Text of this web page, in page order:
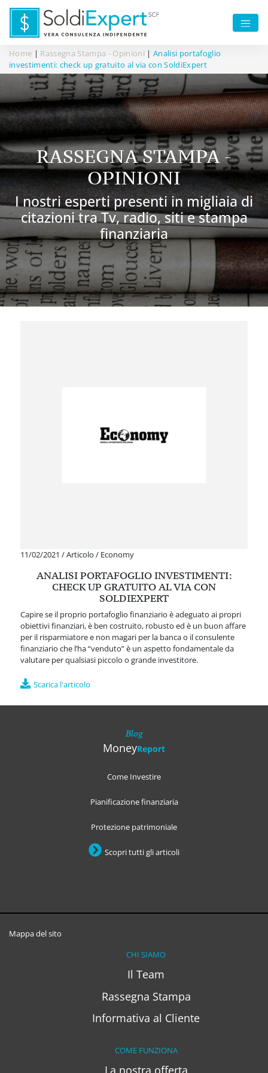
Home | Rassegna Stampa - Opinioni |Analisi portafoglio
investimenti: check up gratuito al via con SoldiExpert
RASSEGNA STAMPA -
OPINIONI
I nostri esperti presenti in migliaia di
citazioni tra Tv, radio, siti e stampa
finanziaria
11/02/2021 /Articolo / Economy
ANALISI PORTAFOGLIO INVESTIMENTI:
CHECK UP GRATUITO AL VIA CON
SOLDIEXPERT
Capire se il proprio portafoglio finanziario è adeguato ai propri
obiettivi finanziari, è ben costruito, robusto ed è un buon affare
per il risparmiatore e non magari per la banca o il consulente
finanziario che l’ha “venduto” è un aspetto fondamentale da
valutare per qualsiasi piccolo o grande investitore.
Scarica l'articolo
Blog
MoneyReport
Come Investire
Pianificazione finanziaria
Protezione patrimoniale
Scopri tutti gli articoli
Mappa del sito
CHI SIAMO
Il Team
Rassegna Stampa
Informativa al Cliente
COME FUNZIONA
La nostra offerta